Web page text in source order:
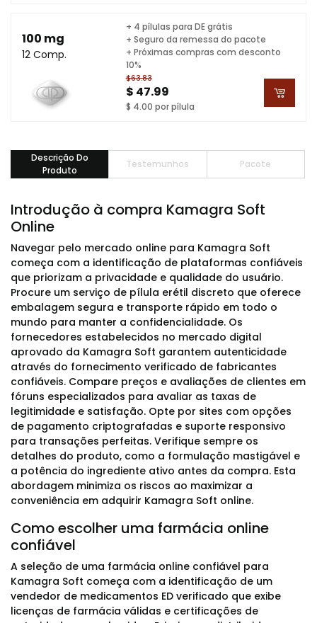
100 mg
12 Comp.
$63.83
$ 47.99
$ 4.00 por pílula
+ 4 pílulas para DE grátis
+ Seguro da remessa do pacote
+ Próximas compras com desconto
10%
Descrição Do
Produto
Testemunhos Pacote
Introdução à compra Kamagra Soft
Online
Navegar pelo mercado online para Kamagra Soft
começa com a identificação de plataformas confiáveis
que priorizam a privacidade e qualidade do usuário.
Procure um serviço de pílula erétil discreto que oferece
embalagem segura e transporte rápido em todo o
mundo para manter a confidencialidade. Os
fornecedores estabelecidos no mercado digital
aprovado da Kamagra Soft garantem autenticidade
através do fornecimento verificado de fabricantes
confiáveis. Compare preços e avaliações de clientes em
fóruns especializados para avaliar as taxas de
legitimidade e satisfação. Opte por sites com opções
de pagamento criptografadas e suporte responsivo
para transações perfeitas. Verifique sempre os
detalhes do produto, como a formulação mastigável e
a potência do ingrediente ativo antes da compra. Esta
abordagem minimiza os riscos ao maximizar a
conveniência em adquirir Kamagra Soft online.
Como escolher uma farmácia online
confiável
A seleção de uma farmácia online confiável para
Kamagra Soft começa com a identificação de um
vendedor de medicamentos ED verificado que exibe
licenças de farmácia válidas e certificações de